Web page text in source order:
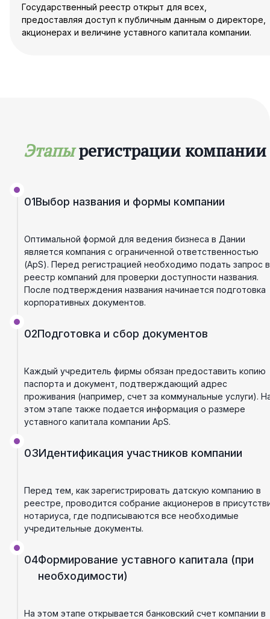
Государственный реестр открыт для всех,
предоставляя доступ к публичным данным о директоре,
акционерах и величине уставного капитала компании.
Этапы регистрации компании
01Выбор названия и формы компании
Оптимальной формой для ведения бизнеса в Дании
является компания с ограниченной ответственностью
(ApS). Перед регистрацией необходимо подать запрос в
реестр компаний для проверки доступности названия.
После подтверждения названия начинается подготовка
корпоративных документов.
02Подготовка и сбор документов
Каждый учредитель фирмы обязан предоставить копию
паспорта и документ, подтверждающий адрес
проживания (например, счет за коммунальные услуги).
этом этапе также подается информация о размере
уставного капитала компании ApS.
03Идентификация участников компании
Перед тем, как зарегистрировать датскую компанию в
реестре, проводится собрание акционеров в
нотариуса, где подписываются все необходимые
учредительные документы.
04Формирование уставного капитала (при
необходимости)
На этом этапе открывается банковский счет компании в